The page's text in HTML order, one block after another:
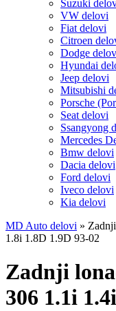
Suzuki
VW delovi
Fiat delovi
Citroen
Dodge
Hyundai
Jeep delovi
Mitsubishi
Porsche
Seat delovi
Ssangyong
Mercedes
Bmw delovi
Dacia delovi
Ford delovi
Iveco delovi
Kia delovi
MD Auto delovi »
1.8i 1.8D 1.9D 93-02
Zadnji
306 1.1i